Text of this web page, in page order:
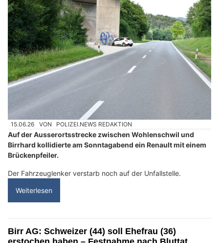
15.06.26 VON POLIZEI.NEWS REDAKTION
Auf der Ausserortsstrecke zwischen Wohlenschwil und
Birrhard kollidierte am Sonntagabend ein Renault mit einem
Brückenpfeiler.
Der Fahrzeuglenker verstarb noch auf der Unfallstelle.
Weiterlesen
Birr AG: Schweizer (44) soll Ehefrau (36)